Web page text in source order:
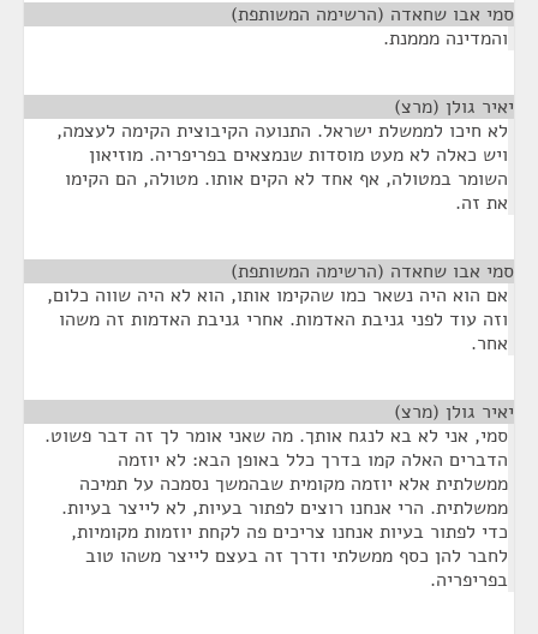
סמי אבו שחאדה (הרשימה המשותפת)
והמדינה מממנת.
יאיר גולן (מרצ)
לא חיכו לממשלת ישראל. התנועה הקיבוצית הקימה לעצמה,
ויש כאלה לא מעט מוסדות שנמצאים בפריפריה. מוזיאון
השומר במטולה, אף אחד לא הקים אותו. מטולה, הם הקימו
את זה.
סמי אבו שחאדה (הרשימה המשותפת)
אם הוא היה נשאר כמו שהקימו אותו, הוא לא היה שווה כלום,
וזה עוד לפני גניבת האדמות. אחרי גניבת האדמות זה משהו
אחר.
יאיר גולן (מרצ)
סמי, אני לא בא לנגח אותך. מה שאני אומר לך זה דבר פשוט.
הדברים האלה קמו בדרך כלל באופן הבא: לא יוזמה
ממשלתית אלא יוזמה מקומית שבהמשך נסמכה על תמיכה
ממשלתית. הרי אנחנו רוצים לפתור בעיות, לא לייצר בעיות.
כדי לפתור בעיות אנחנו צריכים פה לקחת יוזמות מקומיות,
לחבר להן כסף ממשלתי ודרך זה בעצם לייצר משהו טוב
בפריפריה.